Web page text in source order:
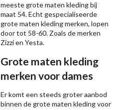
meeste grote maten kleding bij
maat 54. Echt gespecialiseerde
grote maten kleding merken, lopen
door tot 58-60. Zoals de merken
Zizzien Yesta.
Grote maten kleding
merken voor dames
Er komt een steeds groter aanbod
binnen de grote maten kleding voor